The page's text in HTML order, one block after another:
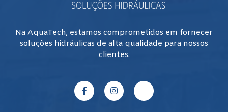
Na AquaTech, estamos comprometidos em fornecer
soluções hidráulicas de alta qualidade para nossos
clientes.